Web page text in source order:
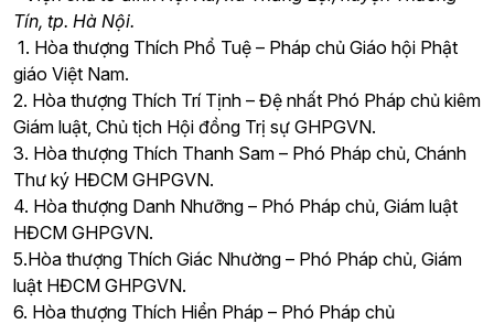
Tín, tp. Hà Nội.
1. Hòa thượng Thích Phổ Tuệ – Pháp chủ Giáo hội Phật
giáo Việt Nam.
2. Hòa thượng Thích Trí Tịnh – Đệ nhất Phó Pháp chủ kiêm
Giám luật, Chủ tịch Hội đồng Trị sự GHPGVN.
3. Hòa thượng Thích Thanh Sam – Phó Pháp chủ, Chánh
Thư ký HĐCM GHPGVN.
4. Hòa thượng Danh Nhưỡng – Phó Pháp chủ, Giám luật
HĐCM GHPGVN.
5.Hòa thượng Thích Giác Nhường – Phó Pháp chủ, Giám
luật HĐCM GHPGVN.
6. Hòa thượng Thích Hiển Pháp – Phó Pháp chủ